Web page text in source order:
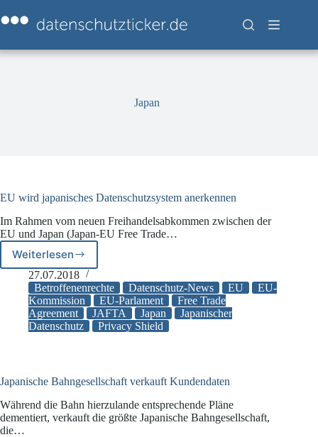
Inhalt
springen
Japan
EU wird japanisches Datenschutzsystem anerkennen
Im Rahmen vom neuen Freihandelsabkommen zwischen der
EU und Japan (Japan-EU Free Trade…
Weiterlesen
EU
wird
japanisches
Datenschutzsystem
anerkennen
27.07.2018
Betroffenenrechte
Datenschutz-News EU
EU-
Kommission
EU-Parlament
Free Trade
Agreement
JAFTA Japan
Japanischer
Datenschutz
Privacy Shield
Japanische Bahngesellschaft verkauft Kundendaten
Während die Bahn hierzulande entsprechende Pläne
dementiert, verkauft die größte Japanische Bahngesellschaft,
die…